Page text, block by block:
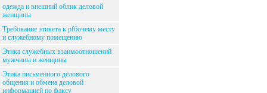
одежда и внешний облик деловой
женщины
Требование этикета к рfбочему месту
и служебному помещению
Этика служебных взаимоотношений
мужчины и женщины
Этика письменного делового
общения и обмена деловой
информацией по факсу